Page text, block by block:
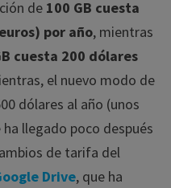
de 100 GB cuesta
por año, mientras
cuesta 200 dólares
el nuevo modo de
dólares al año (unos
llegado poco después
de tarifa del
Drive, que ha